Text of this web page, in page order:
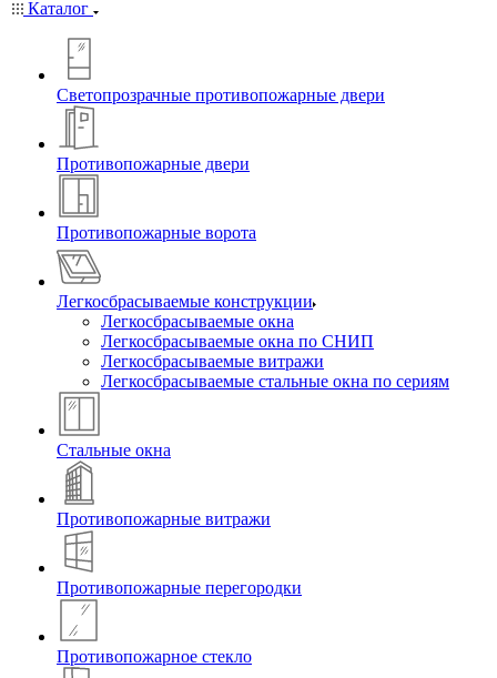
Каталог
Светопрозрачные противопожарные двери
Противопожарные двери
Противопожарные ворота
Легкосбрасываемые конструкции
Легкосбрасываемые окна
Легкосбрасываемые окна по СНИП
Легкосбрасываемые витражи
Легкосбрасываемые стальные окна по сериям
Стальные окна
Противопожарные витражи
Противопожарные перегородки
Противопожарное стекло